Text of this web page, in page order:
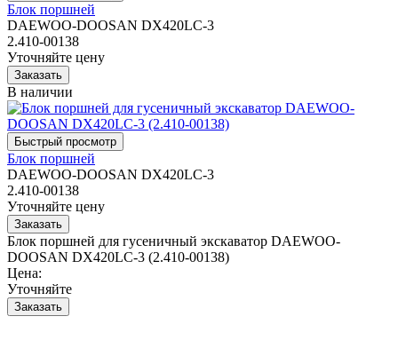
Блок поршней
DAEWOO-DOOSAN DX420LC-3
2.410-00138
Уточняйте цену
В наличии
Блок поршней
DAEWOO-DOOSAN DX420LC-3
2.410-00138
Уточняйте цену
Блок поршней для гусеничный экскаватор DAEWOO-
DOOSAN DX420LC-3 (2.410-00138)
Цена:
Уточняйте